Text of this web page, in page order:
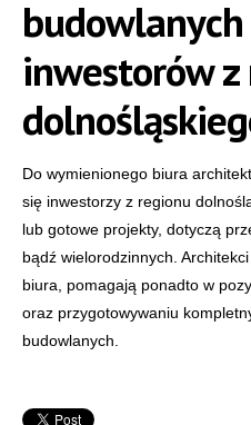
inwestorów
Do wymienionego biura
się inwestorzy z regionu
lub gotowe projekty, dotyczą
bądź wielorodzinnych.
biura, pomagają ponadto w
oraz przygotowywaniu
budowlanych.